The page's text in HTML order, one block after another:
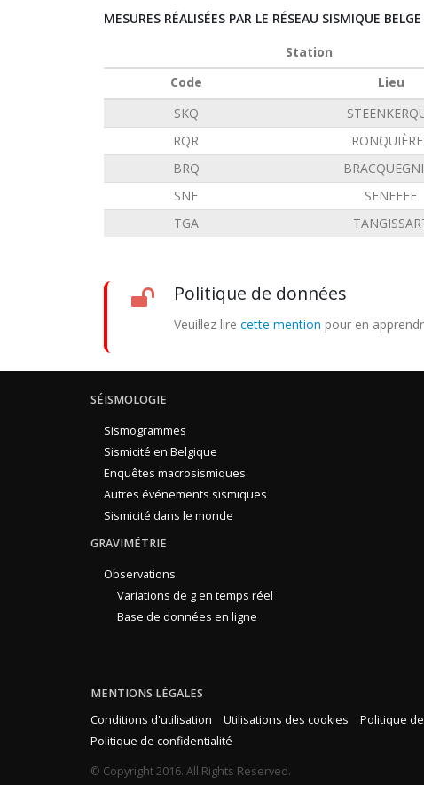
MESURES RÉALISÉES PAR LE RÉSEAU SISMIQUE BELGE
Station
Code
Lieu
SKQ
RQR
BRQ
SNF
SENEFFE
TGA
Politique de données
Veuillez lire cette mention pour en
SÉISMOLOGIE
Sismogrammes
Sismicité en Belgique
Enquêtes macrosismiques
Autres événements sismiques
Sismicité dans le monde
GRAVIMÉTRIE
Observations
Variations de g en temps réel
Base de données en ligne
MENTIONS LÉGALES
Conditions d'utilisation
Utilisations des cookies Politique
Politique de confidentialité
© Copyright 2016. All Rights Reserved.